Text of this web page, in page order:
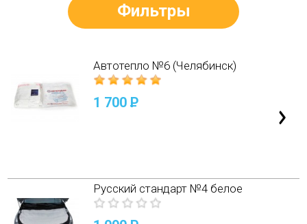
Фильтры
Автотепло №6 (Челябинск)
1 700P
Русский стандарт №4 белое